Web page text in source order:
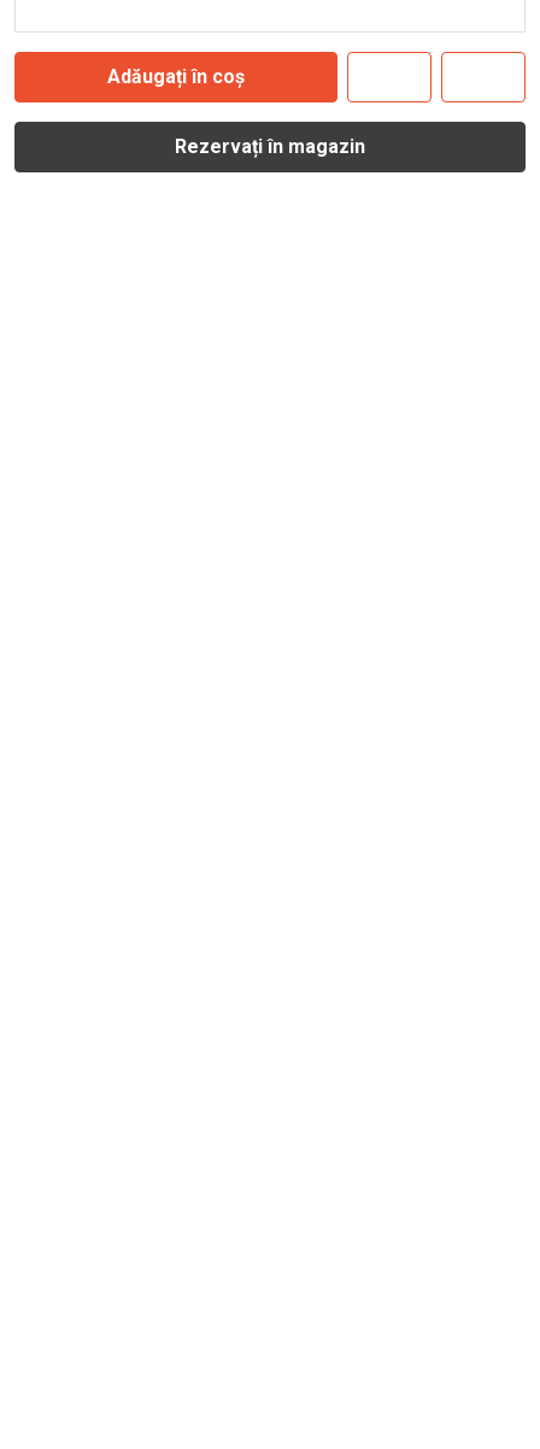
Adăugați în coș
Rezervați în magazin